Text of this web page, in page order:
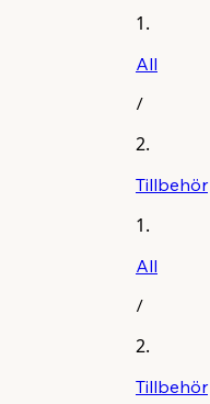
All
/
Tillbehör
All
/
Tillbehör